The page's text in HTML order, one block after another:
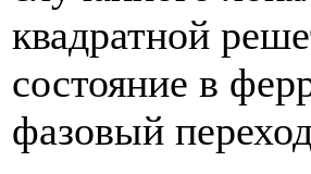
квадратной
состояние в
фазовый